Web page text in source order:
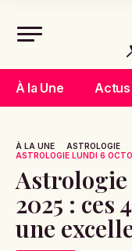
À la Une Actus
À LA UNE
ASTROLOGIE
ASTROLOGIE LUNDI 6
2025 : ces
une